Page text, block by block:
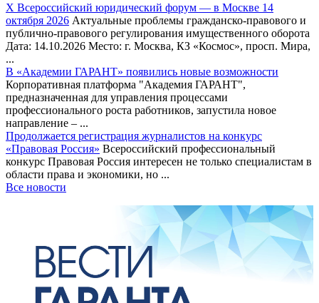
Х Всероссийский юридический форум — в Москве 14
октября 2026 Актуальные проблемы гражданско-правового и
публично-правового регулирования имущественного оборота
Дата: 14.10.2026 Место: г. Москва, КЗ «Космос», просп. Мира,
...
В «Академии ГАРАНТ» появились новые возможности
Корпоративная платформа "Академия ГАРАНТ",
предназначенная для управления процессами
профессионального роста работников, запустила новое
направление – ...
Продолжается регистрация журналистов на конкурс
«Правовая Россия» Всероссийский профессиональный
конкурс Правовая Россия интересен не только специалистам в
области права и экономики, но ...
Все новости